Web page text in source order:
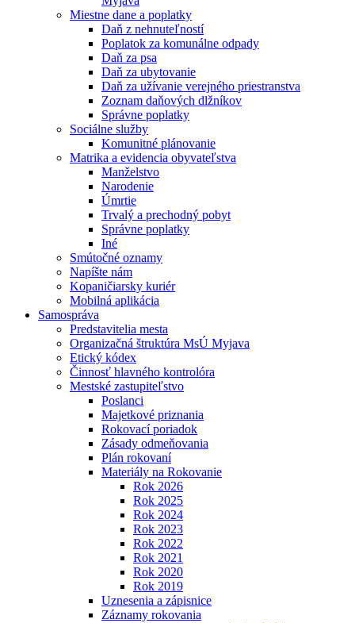
Miestne dane a poplatky
Daň z nehnuteľností
Poplatok za komunálne odpady
Daň za psa
Daň za ubytovanie
Daň za užívanie verejného priestranstva
Zoznam daňových dlžníkov
Správne poplatky
Sociálne služby
Komunitné plánovanie
Matrika a evidencia obyvateľstva
Manželstvo
Narodenie
Úmrtie
Trvalý a prechodný pobyt
Správne poplatky
Iné
Smútočné oznamy
Napíšte nám
Kopaničiarsky kuriér
Mobilná aplikácia
Samospráva
Predstavitelia mesta
Organizačná štruktúra MsÚ Myjava
Etický kódex
Činnosť hlavného kontrolóra
Mestské zastupiteľstvo
Poslanci
Majetkové priznania
Rokovací poriadok
Zásady odmeňovania
Plán rokovaní
Materiály na Rokovanie
Rok 2026
Rok 2025
Rok 2024
Rok 2023
Rok 2022
Rok 2021
Rok 2020
Rok 2019
Uznesenia a zápisnice
Záznamy rokovania